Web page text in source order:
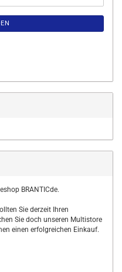
BRANTICde.
Sie derzeit Ihren
Sie doch unseren Multistore
einen erfolgreichen Einkauf.